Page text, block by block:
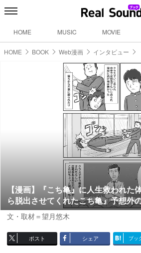
HOME MUSIC MOVIE
HOME BOOK Web漫画 インタビュー
【漫画】『こち亀』に人生救われた
ら脱出させてくれたこち亀』予想外
文・取材＝望月悠木
ポスト シェア ブッ